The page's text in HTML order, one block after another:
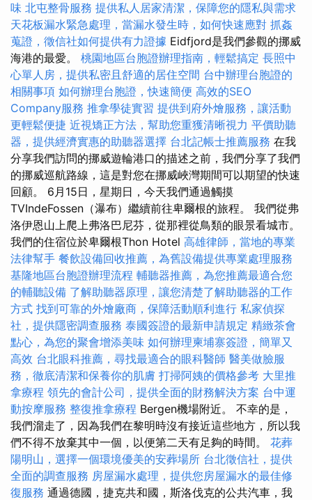
味 北屯整骨服務 提供私人居家清潔，保障您的隱私與需求
天花板漏水緊急處理，當漏水發生時，如何快速應對 抓姦
蒐證，徵信社如何提供有力證據 Eidfjord是我們參觀的挪威
海港的最愛。 桃園地區台胞證辦理指南，輕鬆搞定 長照中
心單人房，提供私密且舒適的居住空間 台中辦理台胞證的
相關事項 如何辦理台胞證，快速簡便 高效的SEO
Company服務 推拿學徒實習 提供到府外燴服務，讓活動
更輕鬆便捷 近視矯正方法，幫助您重獲清晰視力 平價助聽
器，提供經濟實惠的助聽器選擇 台北記帳士推薦服務 在我
分享我們訪問的挪威遊輪港口的描述之前，我們分享了我們
的挪威巡航路線，這是對您在挪威峽灣期間可以期望的快速
回顧。 6月15日，星期日，今天我們通過觸摸
TVIndeFossen（瀑布）繼續前往卑爾根的旅程。 我們從弗
洛伊恩山上爬上弗洛巴尼芬，從那裡從鳥類的眼景看城市。
我們的住宿位於卑爾根Thon Hotel 高雄律師，當地的專業
法律幫手 餐飲設備回收推薦，為舊設備提供專業處理服務
基隆地區台胞證辦理流程 輔聽器推薦，為您推薦最適合您
的輔聽設備 了解助聽器原理，讓您清楚了解助聽器的工作
方式 找到可靠的外燴廠商，保障活動順利進行 私家偵探
社，提供隱密調查服務 泰國簽證的最新申請規定 精緻茶會
點心，為您的聚會增添美味 如何辦理柬埔寨簽證，簡單又
高效 台北眼科推薦，尋找最適合的眼科醫師 醫美做臉服
務，徹底清潔和保養你的肌膚 打掃阿姨的價格參考 大里推
拿療程 領先的會計公司，提供全面的財務解決方案 台中運
動按摩服務 整復推拿療程 Bergen機場附近。 不幸的是，
我們溜走了，因為我們在黎明時沒有接近這些地方，所以我
們不得不放棄其中一個，以便第二天有足夠的時間。 花葬
陽明山，選擇一個環境優美的安葬場所 台北徵信社，提供
全面的調查服務 房屋漏水處理，提供您房屋漏水的最佳修
復服務 通過德國，捷克共和國，斯洛伐克的公共汽車，我